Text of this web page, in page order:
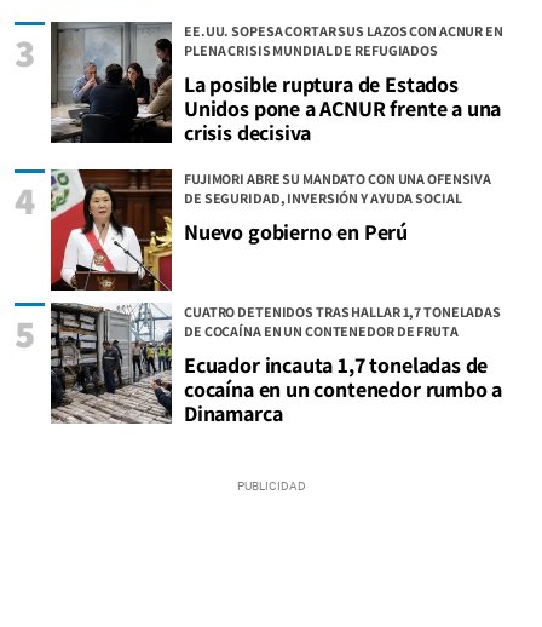
EE.UU. SOPESA CORTAR SUS LAZOS CON ACNUR EN
PLENA CRISIS MUNDIAL DE REFUGIADOS
La posible ruptura de Estados
Unidos pone a ACNUR frente a una
crisis decisiva
3
FUJIMORI ABRE SU MANDATO CON UNA OFENSIVA
DE SEGURIDAD, INVERSIÓN Y AYUDA SOCIAL
Nuevo gobierno en Perú
4
CUATRO DETENIDOS TRAS HALLAR 1,7 TONELADAS
DE COCAÍNA EN UN CONTENEDOR DE FRUTA
Ecuador incauta 1,7 toneladas de
cocaína en un contenedor rumbo a
Dinamarca
5